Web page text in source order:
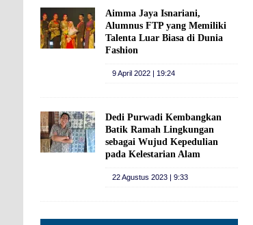
Aimma Jaya Isnariani,
Alumnus FTP yang Memiliki
Talenta Luar Biasa di Dunia
Fashion
9 April 2022 | 19:24
Dedi Purwadi Kembangkan
Batik Ramah Lingkungan
sebagai Wujud Kepedulian
pada Kelestarian Alam
22 Agustus 2023 | 9:33